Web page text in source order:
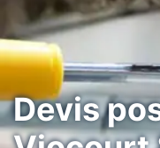
Devis